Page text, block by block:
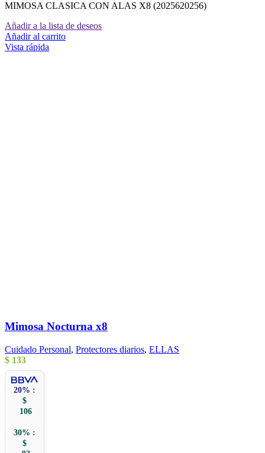
MIMOSA CLASICA CON ALAS X8 (2025620256)
Añadir a la lista de deseos
Añadir al carrito
Vista rápida
Mimosa Nocturna x8
Cuidado Personal, Protectores diarios, ELLAS
$ 133
20% :
$
106
30% :
$